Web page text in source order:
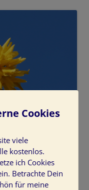
Cookies
viele
kostenlos.
ich Cookies
Betrachte Dein
für meine